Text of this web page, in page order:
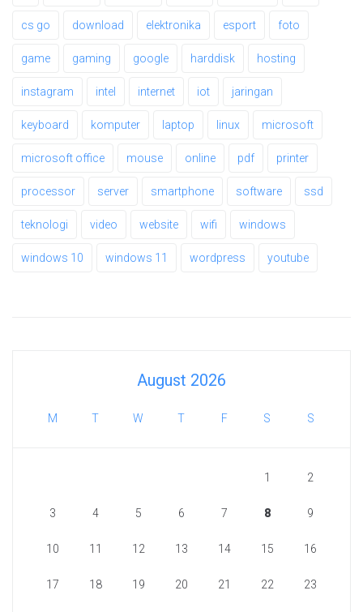
cs go download elektronika esport foto
game gaming google harddisk hosting
instagram intel internet iot jaringan
keyboard komputer laptop linux microsoft
microsoft office mouse online pdf printer
processor server smartphone software ssd
teknologi video website wifi windows
windows 10 windows 11 wordpress youtube
August 2026
M T W T F S S
1 2
3 4 5 6 7 8 9
10 11 12 13 14 15 16
17 18 19 20 21 22 23